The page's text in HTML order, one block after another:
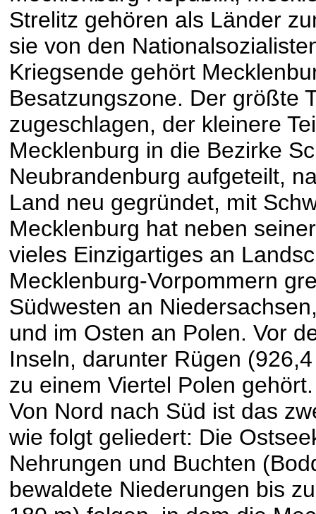
Strelitz gehören als Länder
sie von den
Kriegsende gehört
Besatzungszone. Der größte
zugeschlagen, der kleinere
Mecklenburg in die Bezirke
Neubrandenburg aufgeteilt,
Land neu gegründet, mit
Mecklenburg hat neben
vieles Einzigartiges an
Mecklenburg-Vorpommern
Südwesten an
und im Osten an Polen. Vor
Inseln, darunter Rügen
zu einem Viertel Polen gehört.
Von Nord nach Süd ist das
wie folgt geliedert: Die
Nehrungen und Buchten
bewaldete Niederungen bis